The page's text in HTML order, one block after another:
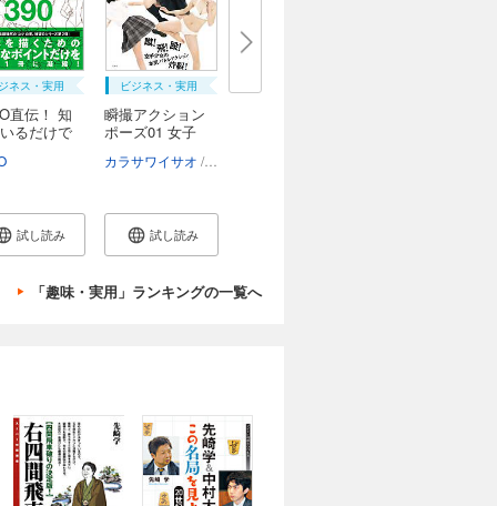
ネス・実用
直伝！ 知
るだけで
試し読み
ビジネス・実用
瞬撮アクション
ポーズ01 女子
カラサワイサオ
試し読み
「趣味・実用」ランキングの一覧へ